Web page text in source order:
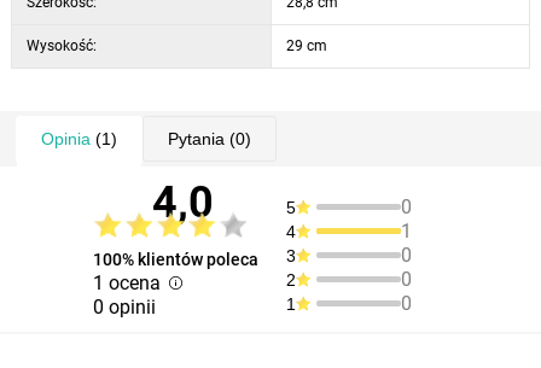
Wysokość: 29 cm
Opinia (1) Pytania (0)
4,0
100% klientów poleca
1 ocena
0 opinii
5 0
4 1
3 0
2 0
1 0